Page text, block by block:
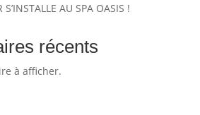
S’INSTALLE AU SPA OASIS !
récents
à afficher.